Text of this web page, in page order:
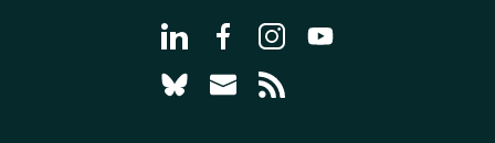
Go to page Follow us on LinkedIn -
Go to page Follow us on
Go to page Follow us on
Go to page Follow
Go to page Follow us on Bluesky -
Go to page Contact us - CIRAD